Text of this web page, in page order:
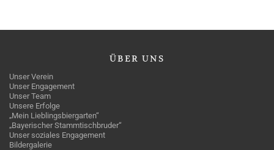
ÜBER UNS
Unser Verein
Unser Engagement
Unser Team
Unsere Erfolge
„Mein Lieblingsbiergarten“
„Bayerischer Stammtischbruder“
Unser soziales Engagement
Bildergalerie